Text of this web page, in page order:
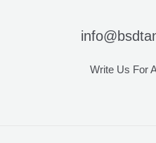
Write Us For